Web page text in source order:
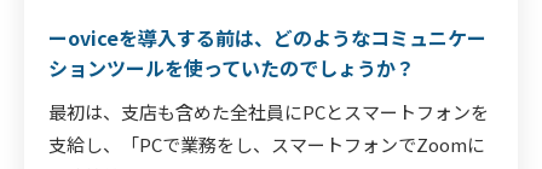
ーoviceを導入する前は、どのようなコミュニケー
ションツールを使っていたのでしょうか？
最初は、支店も含めた全社員にPCとスマートフォンを
支給し、「PCで業務をし、スマートフォンでZoomに